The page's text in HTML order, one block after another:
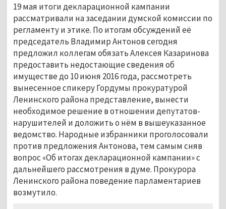
19 мая итоги декларационной кампании
рассматривали на заседании думской комиссии по
регламенту и этике. По итогам обсуждений её
председатель Владимир Антонов сегодня
предложил коллегам обязать Алексея Казаринова
предоставить недостающие сведения об
имуществе до 10 июня 2016 года, рассмотреть
вынесенное спикеру Гордумы прокуратурой
Ленинского района представление, вынести
необходимое решение в отношении депутатов-
нарушителей и доложить о нём в вышеуказанное
ведомство. Народные избранники проголосовали
против предложения Антонова, тем самым сняв
вопрос «Об итогах декларационной кампании» с
дальнейшего рассмотрения в думе. Прокурора
Ленинского района поведение парламентариев
возмутило.